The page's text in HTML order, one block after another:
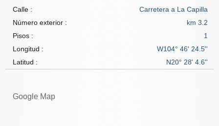
Calle :
Carretera a La Capilla
Número exterior :
km 3.2
Pisos :
1
Longitud :
W104° 46' 24.5''
Latitud :
N20° 28' 4.6''
Google Map